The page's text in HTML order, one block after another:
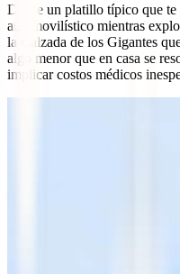
Desde un platillo típico que te
automovilístico mientras
la Calzada de los Gigantes
algo menor que en casa se
implicar costos médicos